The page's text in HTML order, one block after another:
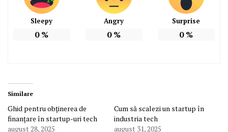
Sleepy
0%
Angry
0%
Surprise
0%
Similare
Ghid pentru obținerea de
finanțare în startup-uri tech
august 28, 2025
Cum să scalezi un startup în
industria tech
august 31, 2025